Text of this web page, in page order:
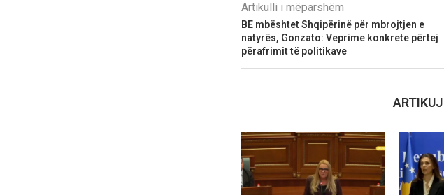
Artikulli i mëparshëm
BE mbështet Shqipërinë për mbrojtjen e
natyrës, Gonzato: Veprime konkrete përtej
përafrimit të politikave